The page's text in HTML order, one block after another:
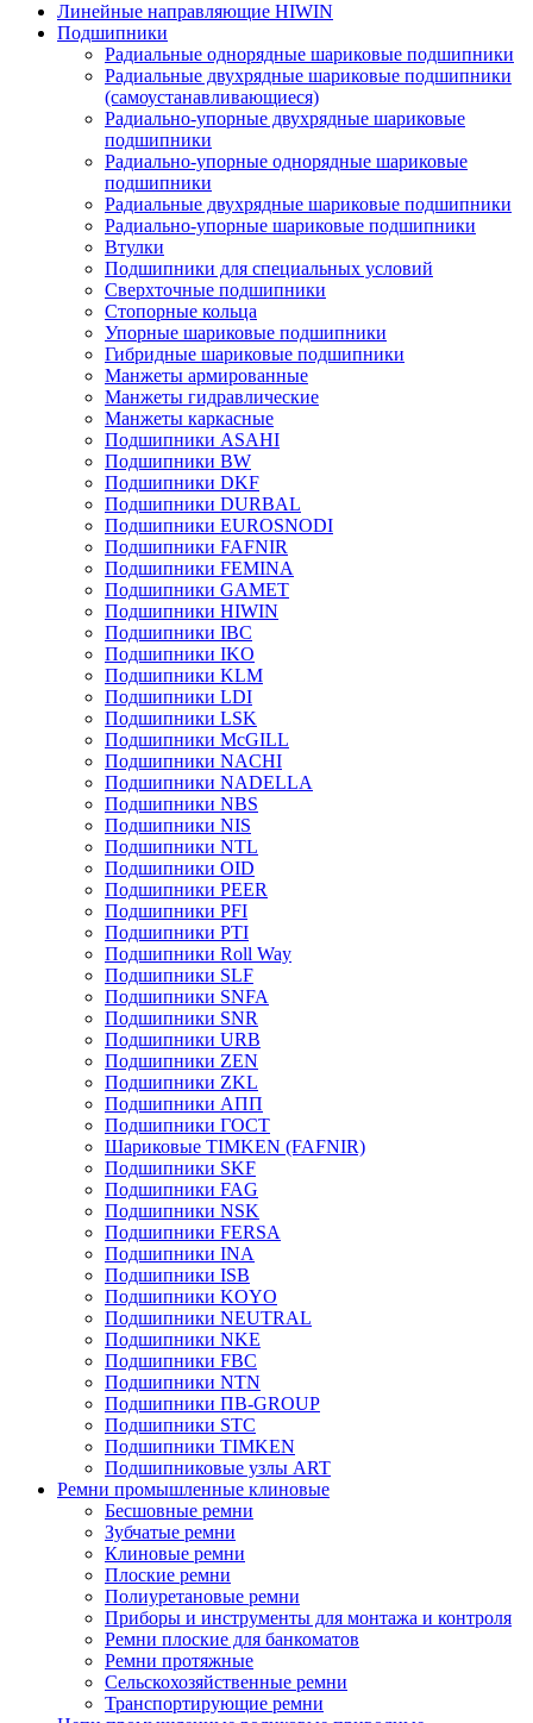
Линейные направляющие HIWIN
Подшипники
Радиальные однорядные шариковые подшипники
Радиальные двухрядные шариковые подшипники
(самоустанавливающиеся)
Радиально-упорные двухрядные шариковые
подшипники
Радиально-упорные однорядные шариковые
подшипники
Радиальные двухрядные шариковые подшипники
Радиально-упорные шариковые подшипники
Втулки
Подшипники для специальных условий
Сверхточные подшипники
Стопорные кольца
Упорные шариковые подшипники
Гибридные шариковые подшипники
Манжеты армированные
Манжеты гидравлические
Манжеты каркасные
Подшипники ASAHI
Подшипники BW
Подшипники DKF
Подшипники DURBAL
Подшипники EUROSNODI
Подшипники FAFNIR
Подшипники FEMINA
Подшипники GAMET
Подшипники HIWIN
Подшипники IBC
Подшипники IKO
Подшипники KLM
Подшипники LDI
Подшипники LSK
Подшипники McGILL
Подшипники NACHI
Подшипники NADELLA
Подшипники NBS
Подшипники NIS
Подшипники NTL
Подшипники OID
Подшипники PEER
Подшипники PFI
Подшипники PTI
Подшипники Roll Way
Подшипники SLF
Подшипники SNFA
Подшипники SNR
Подшипники URB
Подшипники ZEN
Подшипники ZKL
Подшипники АПП
Подшипники ГОСТ
Шариковые ТІMKEN (FAFNIR)
Подшипники SKF
Подшипники FAG
Подшипники NSK
Подшипники FERSA
Подшипники INA
Подшипники ISB
Подшипники KOYO
Подшипники NEUTRAL
Подшипники NKE
Подшипники FBC
Подшипники NTN
Подшипники ПВ-GROUP
Подшипники STC
Подшипники TIMKEN
Подшипниковые узлы ART
Ремни промышленные клиновые
Бесшовные ремни
Зубчатые ремни
Клиновые ремни
Плоские ремни
Полиуретановые ремни
Приборы и инструменты для монтажа и контроля
Ремни плоские для банкоматов
Ремни протяжные
Сельскохозяйственные ремни
Транспортирующие ремни